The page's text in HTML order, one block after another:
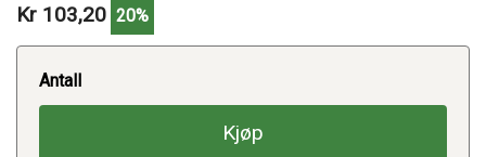
Kr 103,20 20%
Antall
Kjøp